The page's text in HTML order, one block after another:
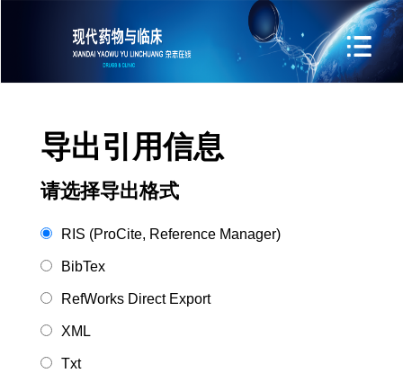
导出引用信息
请选择导出格式
RIS (ProCite, Reference Manager)
BibTex
RefWorks Direct Export
XML
Txt